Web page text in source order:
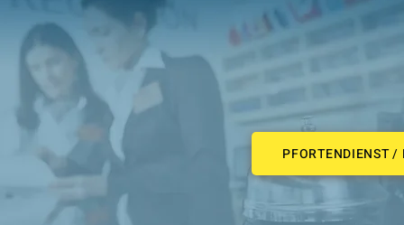
PFORTENDIENST /